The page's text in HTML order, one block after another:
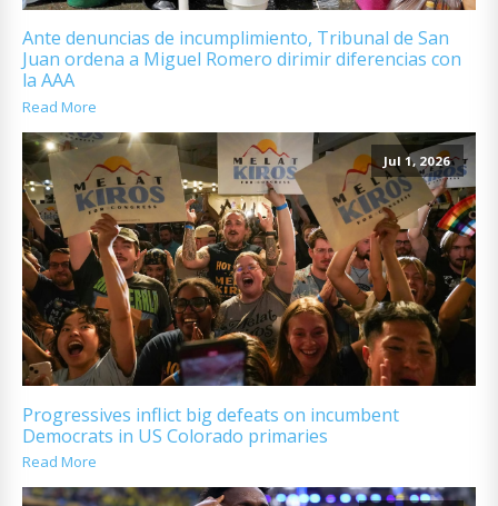
Ante denuncias de incumplimiento, Tribunal de San
Juan ordena a Miguel Romero dirimir diferencias con
la AAA
Read More
Jul 1, 2026
Progressives inflict big defeats on incumbent
Democrats in US Colorado primaries
Read More